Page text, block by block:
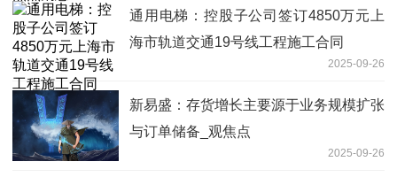
通用电梯：控股子公司签订4850万元上
海市轨道交通19号线工程施工合同
2025-09-26
新易盛：存货增长主要源于业务规模扩张
与订单储备_观焦点
2025-09-26